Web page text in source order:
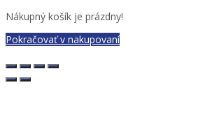
Nákupný košík je prázdny!
Pokračovať v nakupovaní